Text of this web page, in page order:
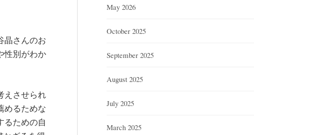
晶さんのお
性別がわか
えさせられ
めるためな
るための自
May 2026
October 2025
September 2025
August 2025
July 2025
March 2025